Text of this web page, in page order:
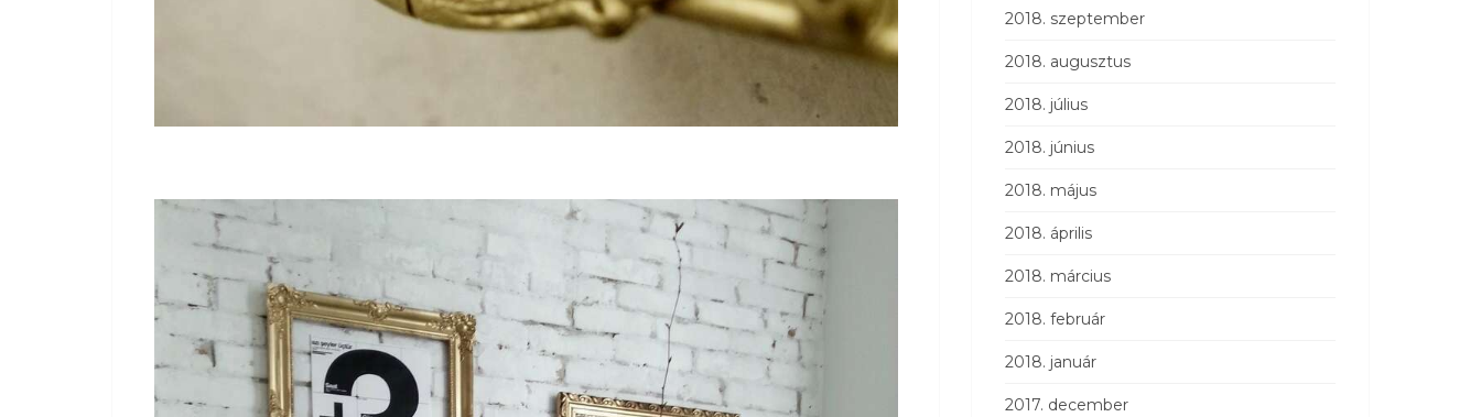
2018. szeptember
2018. augusztus
2018. július
2018. június
2018. május
2018. április
2018. március
2018. február
2018. január
2017. december